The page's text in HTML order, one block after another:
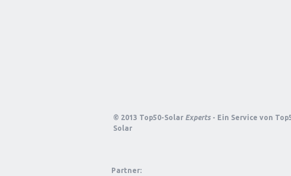
© 2013 Top50-Solar Experts - Ein Service von
Solar
Partner: